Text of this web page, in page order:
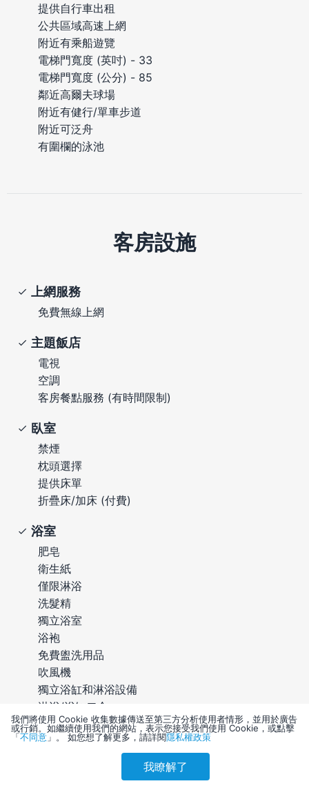
刷卡優惠 會員訂購
提供自行車出租
公共區域高速上網
附近有乘船遊覽
電梯門寬度 (英吋) - 33
電梯門寬度 (公分) - 85
鄰近高爾夫球場
附近有健行/單車步道
附近可泛舟
有圍欄的泳池
客房設施
上網服務
免費無線上網
主題飯店
電視
空調
客房餐點服務 (有時間限制)
臥室
禁煙
枕頭選擇
提供床單
折疊床/加床 (付費)
浴室
肥皂
衛生紙
僅限淋浴
洗髮精
獨立浴室
浴袍
免費盥洗用品
吹風機
獨立浴缸和淋浴設備
淋浴/浴缸二合一
按摩浴缸
我們將使用 Cookie 收集數據傳送至第三方分析使用者情形，並用於廣告
或行銷。如繼續使用我們的網站，表示您接受我們使用 Cookie，或點擊
「不同意 」。 如您想了解更多，請詳閱隱私權政策
我瞭解了